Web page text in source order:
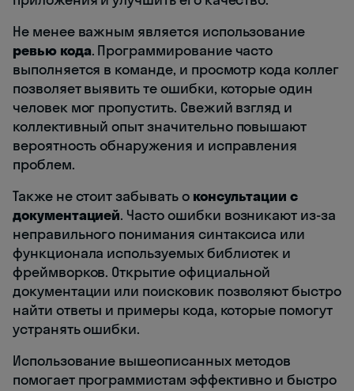
Не менее важным является использование
ревью кода. Программирование часто
выполняется в команде, и просмотр кода коллег
позволяет выявить те ошибки, которые один
человек мог пропустить. Свежий взгляд и
коллективный опыт значительно повышают
вероятность обнаружения и исправления
проблем.
Также не стоит забывать о консультации с
документацией. Часто ошибки возникают из-за
неправильного понимания синтаксиса или
функционала используемых библиотек и
фреймворков. Открытие официальной
документации или поисковик позволяют быстро
найти ответы и примеры кода, которые помогут
устранять ошибки.
Использование вышеописанных методов
помогает программистам эффективно и быстро